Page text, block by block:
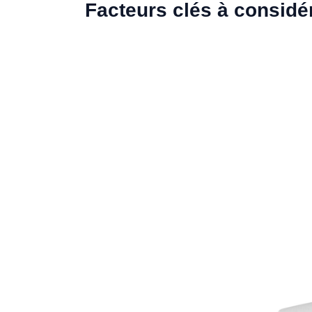
Facteurs clés à